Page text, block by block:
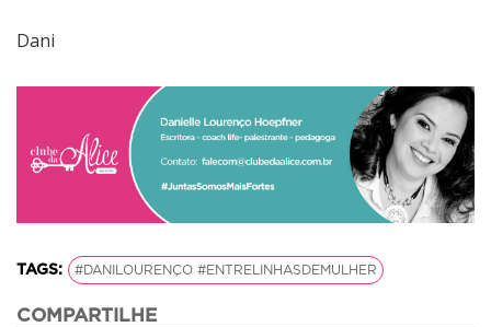
Dani
TAGS: #DANILOURENÇO #ENTRELINHASDEMULHER
COMPARTILHE